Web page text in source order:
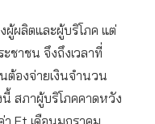
ผู้ผลิตและผู้บริโภค แต่
ชาชน จึงถึงเวลาที่
ต้องจ่ายเงินจำนวน
สภาผู้บริโภคคาดหวัง
Ft เดือนมกราคม